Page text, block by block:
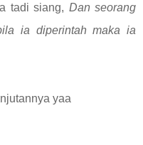
tadi siang, Dan seorang
ia diperintah maka ia
yaa